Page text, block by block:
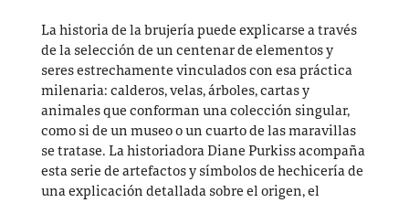
La historia de la brujería puede explicarse a través
de la selección de un centenar de elementos y
seres estrechamente vinculados con esa práctica
milenaria: calderos, velas, árboles, cartas y
animales que conforman una colección singular,
como si de un museo o un cuarto de las maravillas
se tratase. La historiadora Diane Purkiss acompaña
esta serie de artefactos y símbolos de hechicería de
una explicación detallada sobre el origen, el